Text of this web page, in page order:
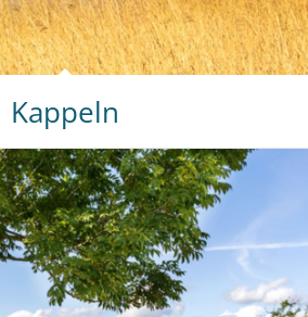
Kappeln